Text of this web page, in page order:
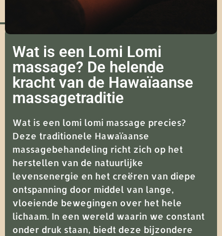
Wat is een Lomi Lomi
massage? De helende
kracht van de Hawaïaanse
massagetraditie
Wat is een lomi lomi massage precies?
Deze traditionele Hawaïaanse
massagebehandeling richt zich op het
herstellen van de natuurlijke
levensenergie en het creëren van diepe
ontspanning door middel van lange,
vloeiende bewegingen over het hele
lichaam. In een wereld waarin we constant
onder druk staan, biedt deze bijzondere